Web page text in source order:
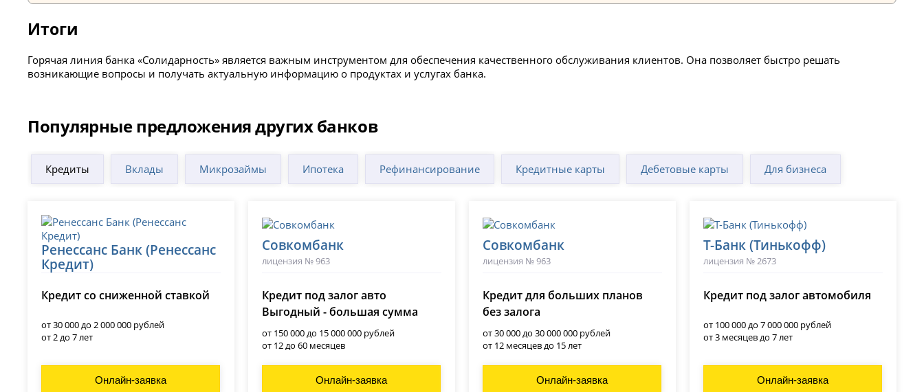
Итоги
Горячая линия банка «Солидарность» является важным инструментом для обеспечения качественного обслуживания клиентов. Она позволяет быстро решать
возникающие вопросы и получать актуальную информацию о продуктах и услугах банка.
Популярные предложения других банков
Кредиты Вклады Микрозаймы Ипотека Рефинансирование Кредитные карты Дебетовые карты Для бизнеса
Ренессанс Банк (Ренессанс
Кредит)
Кредит со сниженной ставкой
от 30 000 до 2 000 000 рублей
от 2 до 7 лет
Онлайн-заявка
Совкомбанк
лицензия № 963
Кредит под залог авто
Выгодный - большая сумма
от 150 000 до 15 000 000 рублей
от 12 до 60 месяцев
Онлайн-заявка
Совкомбанк
лицензия № 963
Кредит для больших планов
без залога
от 30 000 до 30 000 000 рублей
от 12 месяцев до 15 лет
Онлайн-заявка
Т-Банк (Тинькофф)
лицензия № 2673
Кредит под залог автомобиля
от 100 000 до 7 000 000 рублей
от 3 месяцев до 7 лет
Онлайн-заявка